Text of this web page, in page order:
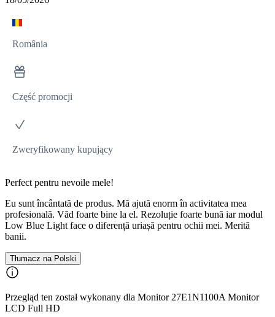
România
Część promocji
Zweryfikowany kupujący
Perfect pentru nevoile mele!
Eu sunt încântată de produs. Mă ajută enorm în activitatea mea
profesională. Văd foarte bine la el. Rezoluție foarte bună iar modul
Low Blue Light face o diferență uriașă pentru ochii mei. Merită
banii.
Tłumacz na Polski
Przegląd ten został wykonany dla Monitor 27E1N1100A Monitor
LCD Full HD